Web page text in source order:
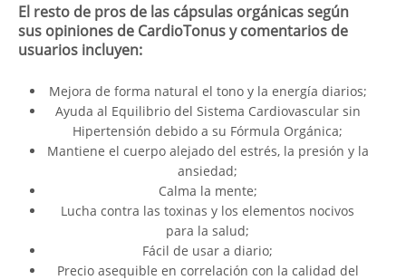
El resto de pros de las cápsulas orgánicas según
sus opiniones de CardioTonus y comentarios de
usuarios incluyen:
Mejora de forma natural el tono y la energía diarios;
Ayuda al Equilibrio del Sistema Cardiovascular sin
Hipertensión debido a su Fórmula Orgánica;
Mantiene el cuerpo alejado del estrés, la presión y la
ansiedad;
Calma la mente;
Lucha contra las toxinas y los elementos nocivos
para la salud;
Fácil de usar a diario;
Precio asequible en correlación con la calidad del